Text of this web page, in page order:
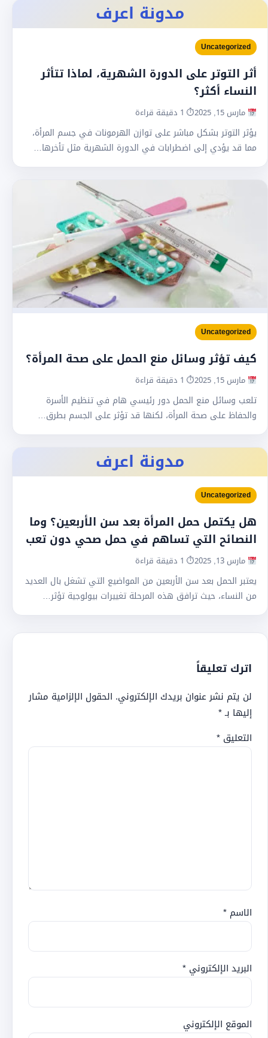
مدونة اعرف
Uncategorized
أثر التوتر على الدورة الشهرية، لماذا تتأثر
النساء أكثر؟
مارس 15, 2025 ⏱ 1 دقيقة قراءة
يؤثر التوتر بشكل مباشر على توازن الهرمونات في جسم المرأة،
مما قد يؤدي إلى اضطرابات في الدورة الشهرية مثل تأخرها…
Uncategorized
كيف تؤثر وسائل منع الحمل على صحة المرأة؟
مارس 15, 2025 ⏱ 1 دقيقة قراءة
تلعب وسائل منع الحمل دور رئيسي هام في تنظيم الأسرة
والحفاظ على صحة المرأة، لكنها قد تؤثر على الجسم بطرق…
مدونة اعرف
Uncategorized
هل يكتمل حمل المرأة بعد سن الأربعين؟ وما
النصائح التي تساهم في حمل صحي دون تعب
مارس 13, 2025 ⏱ 1 دقيقة قراءة
يعتبر الحمل بعد سن الأربعين من المواضيع التي تشغل بال العديد
من النساء، حيث ترافق هذه المرحلة تغييرات بيولوجية تؤثر…
اترك تعليقاً
لن يتم نشر عنوان بريدك الإلكتروني. الحقول الإلزامية مشار
إليها بـ*
التعليق *
الاسم *
البريد الإلكتروني *
الموقع الإلكتروني